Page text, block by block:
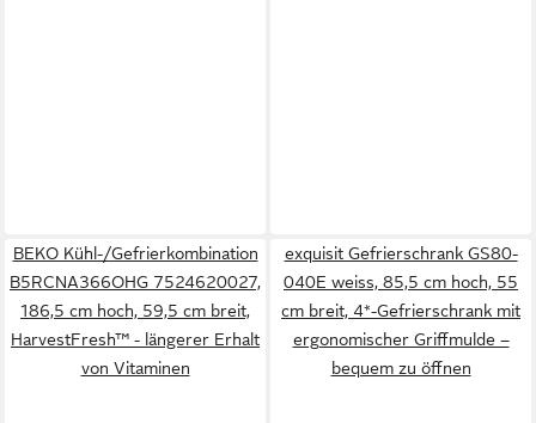
BEKO Kühl-/Gefrierkombination
B5RCNA366OHG 7524620027,
186,5 cm hoch, 59,5 cm breit,
HarvestFresh™ - längerer Erhalt
von Vitaminen
exquisit Gefrierschrank GS80-
040E weiss, 85,5 cm hoch, 55
cm breit, 4*-Gefrierschrank mit
ergonomischer Griffmulde –
bequem zu öffnen